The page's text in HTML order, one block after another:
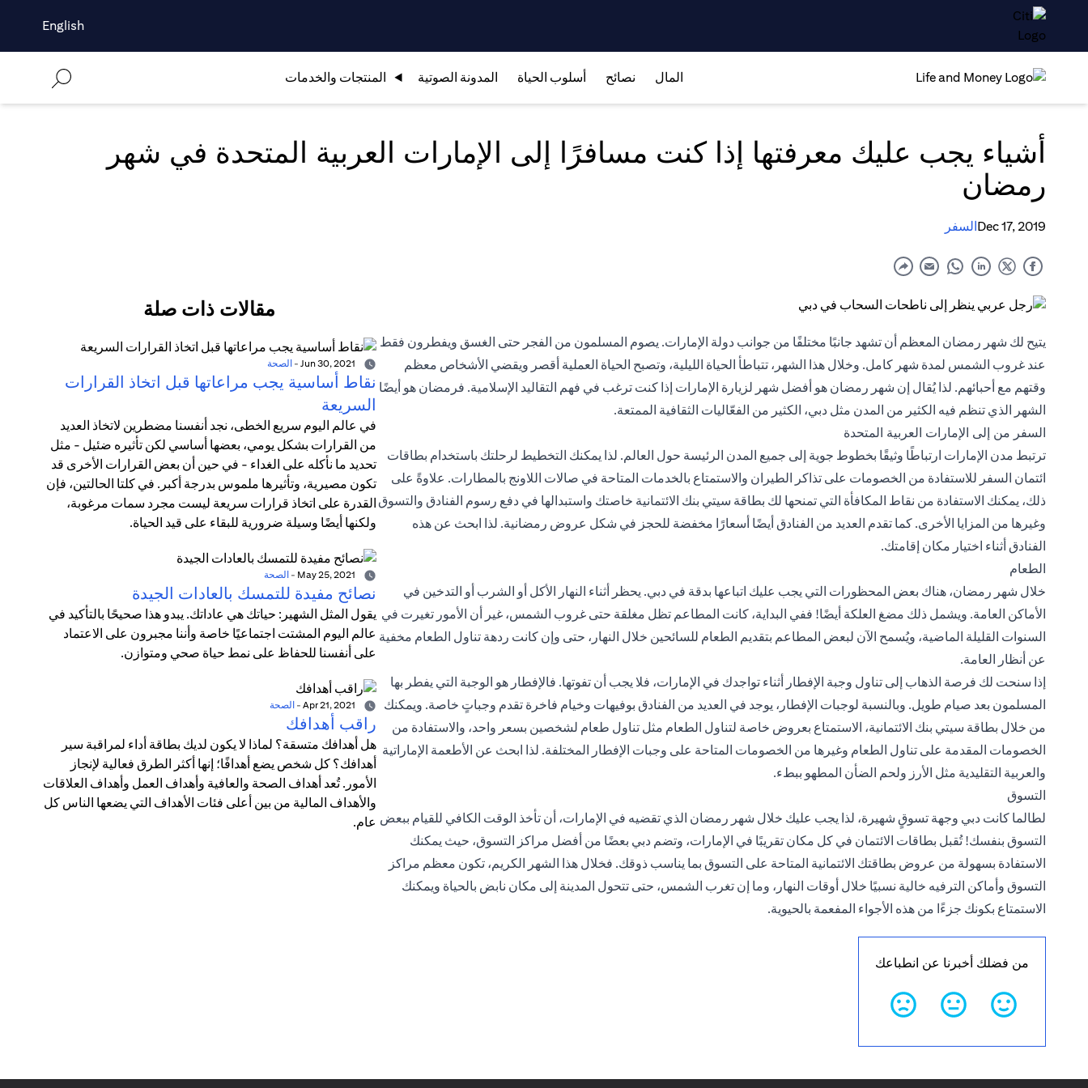
English
المال نصائح أسلوب الحياة المدونة الصوتية المنتجات والخدمات
أشياء يجب عليك معرفتها إذا كنت مسافرًا إلى الإمارات العربية المتحدة في شهر
رمضان
Dec 17, 2019السفر
يتيح لك شهر رمضان المعظم أن تشهد جانبًا مختلفًا من جوانب دولة الإمارات. يصوم المسلمون من الفجر حتى الغسق ويفطرون فقط
عند غروب الشمس لمدة شهر كامل. وخلال هذا الشهر، تتباطأ الحياة الليلية، وتصبح الحياة العملية أقصر ويقضي الأشخاص معظم
وقتهم مع أحبائهم. لذا يُقال إن شهر رمضان هو أفضل شهر لزيارة الإمارات إذا كنت ترغب في فهم التقاليد الإسلامية. فرمضان هو أيضًا
الشهر الذي تنظم فيه الكثير من المدن مثل دبي، الكثير من الفعّاليات الثقافية الممتعة.
السفر من إلى الإمارات العربية المتحدة
ترتبط مدن الإمارات ارتباطًا وثيقًا بخطوط جوية إلى جميع المدن الرئيسة حول العالم. لذا يمكنك التخطيط لرحلتك باستخدام بطاقات
ائتمان السفر للاستفادة من الخصومات على تذاكر الطيران والاستمتاع بالخدمات المتاحة في صالات اللاونج بالمطارات. علاوةً على
ذلك، يمكنك الاستفادة من نقاط المكافأة التي تمنحها لك بطاقة سيتي بنك الائتمانية خاصتك واستبدالها في دفع رسوم الفنادق والتسوق
وغيرها من المزايا الأخرى. كما تقدم العديد من الفنادق أيضًا أسعارًا مخفضة للحجز في شكل عروض رمضانية. لذا ابحث عن هذه
الفنادق أثناء اختيار مكان إقامتك.
الطعام
خلال شهر رمضان، هناك بعض المحظورات التي يجب عليك اتباعها بدقة في دبي. يحظر أثناء النهار الأكل أو الشرب أو التدخين في
الأماكن العامة. ويشمل ذلك مضغ العلكة أيضًا! ففي البداية، كانت المطاعم تظل مغلقة حتى غروب الشمس، غير أن الأمور تغيرت في
السنوات القليلة الماضية، ويُسمح الآن لبعض المطاعم بتقديم الطعام للسائحين خلال النهار، حتى وإن كانت ردهة تناول الطعام مخفية
عن أنظار العامة.
إذا سنحت لك فرصة الذهاب إلى تناول وجبة الإفطار أثناء تواجدك في الإمارات، فلا يجب أن تفوتها. فالإفطار هو الوجبة التي يفطر بها
المسلمون بعد صيام طويل. وبالنسبة لوجبات الإفطار، يوجد في العديد من الفنادق بوفيهات وخيام فاخرة تقدم وجباتٍ خاصة. ويمكنك
من خلال بطاقة سيتي بنك الائتمانية، الاستمتاع بعروض خاصة لتناول الطعام مثل تناول طعام لشخصين بسعر واحد، والاستفادة من
الخصومات المقدمة على تناول الطعام وغيرها من الخصومات المتاحة على وجبات الإفطار المختلفة. لذا ابحث عن الأطعمة الإماراتية
والعربية التقليدية مثل الأرز ولحم الضأن المطهو ببطء.
التسوق
لطالما كانت دبي وجهة تسوقٍ شهيرة، لذا يجب عليك خلال شهر رمضان الذي تقضيه في الإمارات، أن تأخذ الوقت الكافي للقيام ببعض
التسوق بنفسك! تُقبل بطاقات الائتمان في كل مكان تقريبًا في الإمارات، وتضم دبي بعضًا من أفضل مراكز التسوق، حيث يمكنك
الاستفادة بسهولة من عروض بطاقتك الائتمانية المتاحة على التسوق بما يناسب ذوقك. فخلال هذا الشهر الكريم، تكون معظم مراكز
التسوق وأماكن الترفيه خالية نسبيًا خلال أوقات النهار، وما إن تغرب الشمس، حتى تتحول المدينة إلى مكان نابض بالحياة ويمكنك
الاستمتاع بكونك جزءًا من هذه الأجواء المفعمة بالحيوية.
مقالات ذات صلة
- الصحة
نقاط أساسية يجب مراعاتها قبل اتخاذ القرارات
السريعة
في عالم اليوم سريع الخطى، نجد أنفسنا مضطرين لاتخاذ العديد
من القرارات بشكل يومي، بعضها أساسي لكن تأثيره ضئيل - مثل
تحديد ما نأكله على الغداء - في حين أن بعض القرارات الأخرى قد
تكون مصيرية، وتأثيرها ملموس بدرجة أكبر. في كلتا الحالتين، فإن
القدرة على اتخاذ قرارات سريعة ليست مجرد سمات مرغوبة،
ولكنها أيضًا وسيلة ضرورية للبقاء على قيد الحياة.
- الصحة
نصائح مفيدة للتمسك بالعادات الجيدة
يقول المثل الشهير: حياتك هي عاداتك. يبدو هذا صحيحًا بالتأكيد في
عالم اليوم المشتت اجتماعيًا خاصة وأننا مجبرون على الاعتماد
على أنفسنا للحفاظ على نمط حياة صحي ومتوازن.
- الصحة
راقب أهدافك
هل أهدافك متسقة؟ لماذا لا يكون لديك بطاقة أداء لمراقبة سير
أهدافك؟ كل شخص يضع أهدافًا؛ إنها أكثر الطرق فعالية لإنجاز
الأمور. تُعد أهداف الصحة والعافية وأهداف العمل وأهداف العلاقات
والأهداف المالية من بين أعلى فئات الأهداف التي يضعها الناس كل
عام.
من فضلك أخبرنا عن انطباعك